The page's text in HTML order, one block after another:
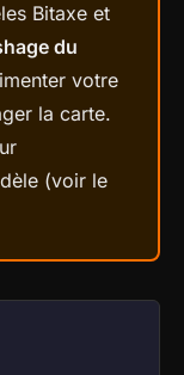
Bitaxe et
du
votre
la carte.
(voir le